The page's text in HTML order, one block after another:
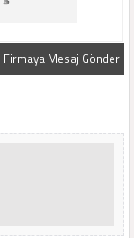
Firmaya Mesaj Gönder